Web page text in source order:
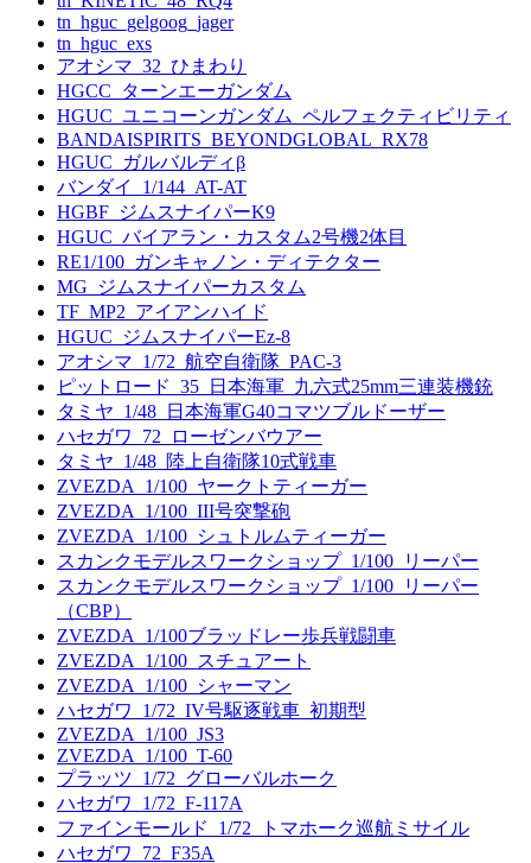
tn_hguc_gelgoog_jager
tn_hguc_exs
アオシマ_32_ひまわり
HGCC_ターンエーガンダム
HGUC_ユニコーンガンダム_ペルフェクティビリティ
BANDAISPIRITS_BEYONDGLOBAL_RX78
HGUC_ガルバルディβ
バンダイ_1/144_AT-AT
HGBF_ジムスナイパーK9
HGUC_バイアラン・カスタム2号機2体目
RE1/100_ガンキャノン・ディテクター
MG_ジムスナイパーカスタム
TF_MP2_アイアンハイド
HGUC_ジムスナイパーEz-8
アオシマ_1/72_航空自衛隊_PAC-3
ピットロード_35_日本海軍_九六式25mm三連装機銃
タミヤ_1/48_日本海軍G40コマツブルドーザー
ハセガワ_72_ローゼンバウアー
タミヤ_1/48_陸上自衛隊10式戦車
ZVEZDA_1/100_ヤークトティーガー
ZVEZDA_1/100_III号突撃砲
ZVEZDA_1/100_シュトルムティーガー
スカンクモデルスワークショップ_1/100_リーパー
スカンクモデルスワークショップ_1/100_リーパー
（CBP）
ZVEZDA_1/100ブラッドレー歩兵戦闘車
ZVEZDA_1/100_スチュアート
ZVEZDA_1/100_シャーマン
ハセガワ_1/72_IV号駆逐戦車_初期型
ZVEZDA_1/100_JS3
ZVEZDA_1/100_T-60
プラッツ_1/72_グローバルホーク
ハセガワ_1/72_F-117A
ファインモールド_1/72_トマホーク巡航ミサイル
ハセガワ_72_F35A